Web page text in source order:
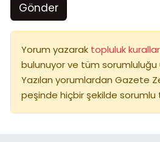
Gönder
Yorum yazarak topluluk
bulunuyor ve tüm sorumluluğu
Yazılan yorumlardan Gazete
peşinde hiçbir şekilde